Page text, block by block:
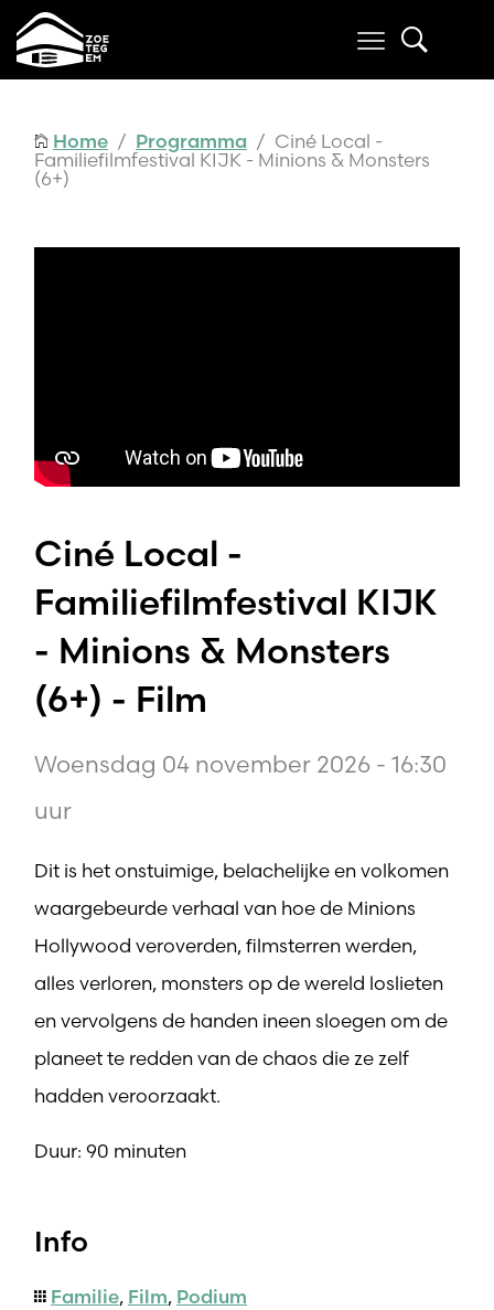
Home / Programma / Ciné Local -
Familiefilmfestival KIJK - Minions & Monsters
(6+)
Ciné Local -
Familiefilmfestival KIJK
- Minions & Monsters
(6+) - Film
Woensdag 04 november 2026 - 16:30
uur
Dit is het onstuimige, belachelijke en volkomen
waargebeurde verhaal van hoe de Minions
Hollywood veroverden, filmsterren werden,
alles verloren, monsters op de wereld loslieten
en vervolgens de handen ineen sloegen om de
planeet te redden van de chaos die ze zelf
hadden veroorzaakt.
Duur: 90 minuten
Info
Familie, Film, Podium